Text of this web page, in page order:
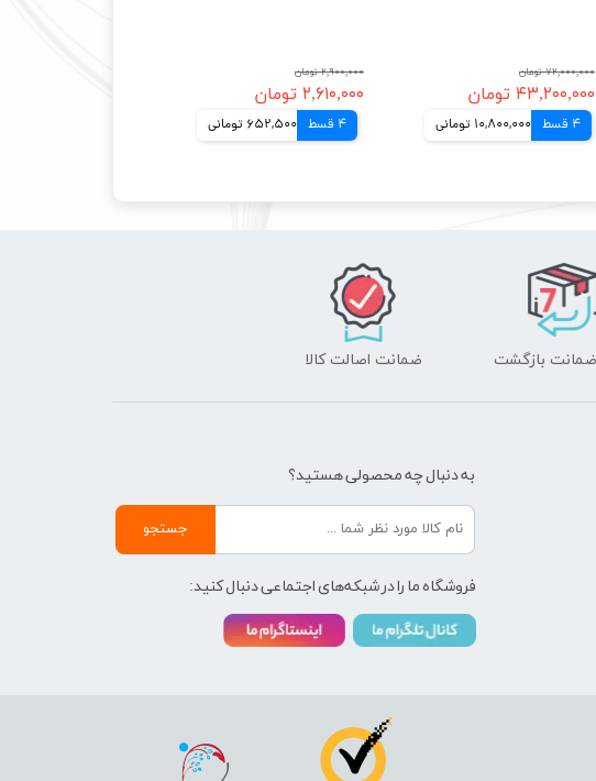
۲,۹۰۰,۰۰۰ تومان
۲,۶۱۰,۰۰۰ تومان
4 قسط 652,500 تومانی
۷۲,۰۰۰,۰۰۰ تومان
۴۳,۲۰۰,۰۰۰ تومان
4 قسط 10,800,000 تومانی
ضمانت اصالت کالا
به دنبال چه محصولی هستید؟
جستجو
فروشگاه ما را در شبکه‌های اجتماعی دنبال کنید: